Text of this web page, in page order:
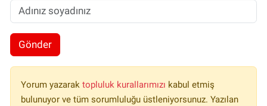
Gönder
Yorum yazarak topluluk kurallarımızı kabul etmiş
bulunuyor ve tüm sorumluluğu üstleniyorsunuz. Yazılan